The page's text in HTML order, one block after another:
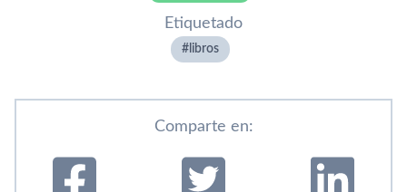
Etiquetado
libros
Comparte en: